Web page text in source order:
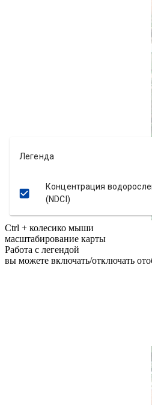
Ctrl + колесико мыши
масштабирование карты
Работа с легендой
вы можете включать/отключать